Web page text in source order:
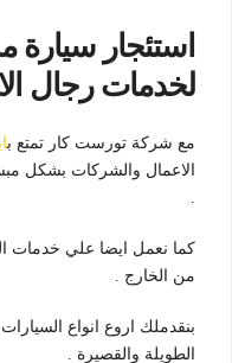
استئجار
لخدمات رجال الاعمال
مع شركة تورست كار تمتع ب
الاعمال والشركات بشكل
.
كما نعمل ايضا علي خدمات
من الخارج .
بنقدملك اروع انواع
الطويلة والقصيرة .